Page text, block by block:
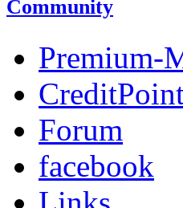
Community
Premium-
Forum
facebook